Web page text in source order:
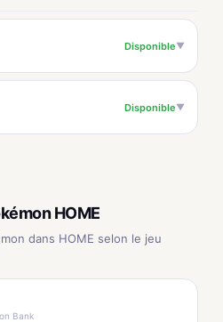
Disponible▼
Disponible▼
HOME
dans HOME selon le jeu
Bank